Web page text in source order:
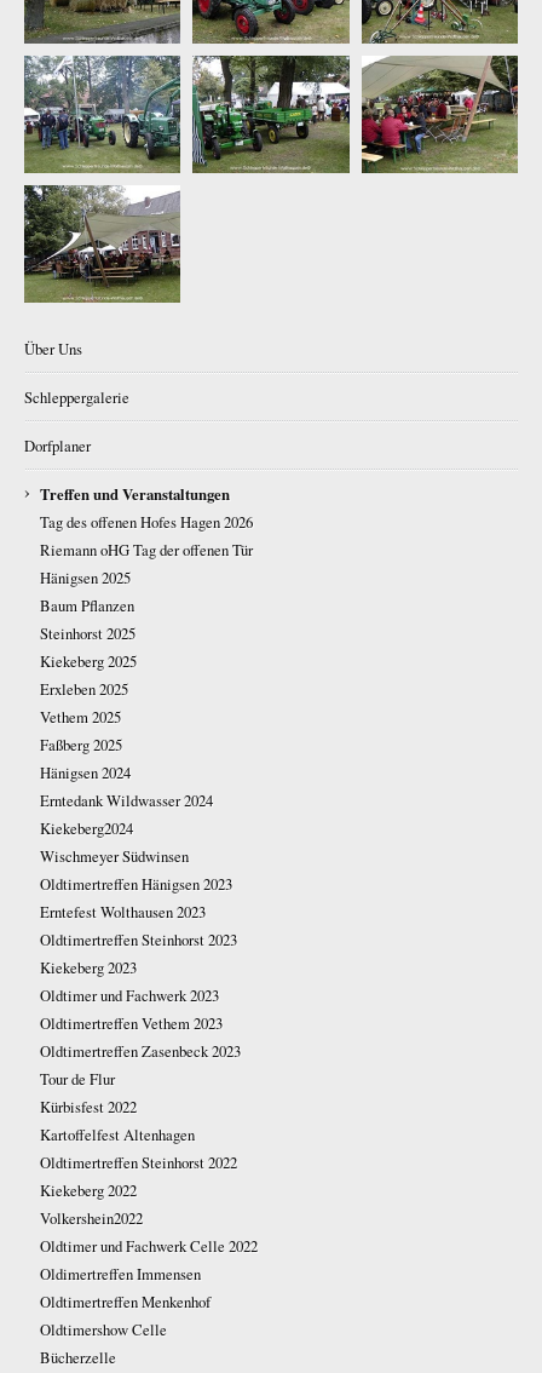
Über Uns
Schleppergalerie
Dorfplaner
› Treffen und Veranstaltungen
Tag des offenen Hofes Hagen 2026
Riemann oHG Tag der offenen Tür
Hänigsen 2025
Baum Pflanzen
Steinhorst 2025
Kiekeberg 2025
Erxleben 2025
Vethem 2025
Faßberg 2025
Hänigsen 2024
Erntedank Wildwasser 2024
Kiekeberg2024
Wischmeyer Südwinsen
Oldtimertreffen Hänigsen 2023
Erntefest Wolthausen 2023
Oldtimertreffen Steinhorst 2023
Kiekeberg 2023
Oldtimer und Fachwerk 2023
Oldtimertreffen Vethem 2023
Oldtimertreffen Zasenbeck 2023
Tour de Flur
Kürbisfest 2022
Kartoffelfest Altenhagen
Oldtimertreffen Steinhorst 2022
Kiekeberg 2022
Volkershein2022
Oldtimer und Fachwerk Celle 2022
Oldimertreffen Immensen
Oldtimertreffen Menkenhof
Oldtimershow Celle
Bücherzelle